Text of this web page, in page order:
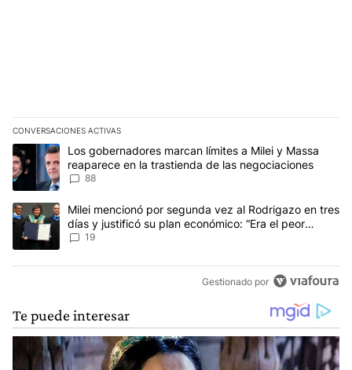
CONVERSACIONES ACTIVAS
Este listado muestra los artículos con más comentarios en los
Un artículo de tendencia con el título "Los gobernadores
Los gobernadores marcan límites a Milei y Massa
reaparece en la trastienda de las negociaciones
88
Un artículo de tendencia con el título "Milei mencionó por
Milei mencionó por segunda vez al Rodrigazo en tres
días y justificó su plan económico: “Era el peor
escenario posible”
19
Gestionado por